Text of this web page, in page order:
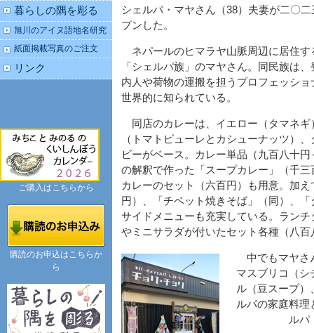
シェルパ・マヤさん（38）夫妻が二〇
プンした。
ネパールのヒマラヤ山脈周辺に居住す
「シェルパ族」のマヤさん。同民族は
内人や荷物の運搬を担うプロフェッショ
世界的に知られている。
同店のカレーは、イエロー（タマネギ
（トマトピューレとカシューナッツ）
ビーがベース。カレー単品（九百八十
の解釈で作った「スープカレー」（千
カレーのセット（六百円）も用意。加
円）、「チベット焼きそば」（同）、
サイドメニューも充実している。ラン
やミニサラダが付いたセット各種（八
中でもマヤさ
マスブリコ（シ
ル（豆スープ
ルパの家庭料
ルパ
暮らしの隅を彫る
旭川のアイヌ語地名研究
紙面掲載写真のご注文
リンク
ご購入はこちらから
購読のお申込はこちらか
ら